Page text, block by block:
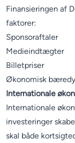
Finansieringen af
faktorer:
Sponsoraftaler
Medieindtægter
Billetpriser
Økonomisk
Internationale
Internationale
investeringer
skal både